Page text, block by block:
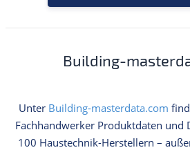
Building-
Unter Building-masterdata.com
Fachhandwerker Produktdaten und
100 Haustechnik-Herstellern –